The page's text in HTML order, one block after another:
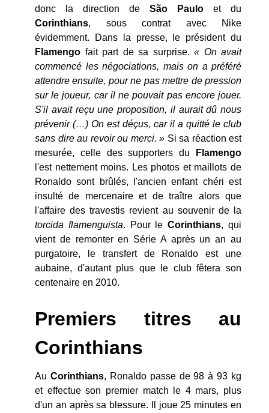
donc la direction de São Paulo et du
Corinthians, sous contrat avec Nike
évidemment. Dans la presse, le président du
Flamengo fait part de sa surprise. « On avait
commencé les négociations, mais on a préféré
attendre ensuite, pour ne pas mettre de pression
sur le joueur, car il ne pouvait pas encore jouer.
S'il avait reçu une proposition, il aurait dû nous
prévenir (…) On est déçus, car il a quitté le club
sans dire au revoir ou merci. » Si sa réaction est
mesurée, celle des supporters du
Flamengo
l'est nettement moins. Les photos et maillots de
Ronaldo sont brûlés, l'ancien enfant chéri est
insulté de mercenaire et de traître alors que
l'affaire des travestis revient au souvenir de la
torcida flamenguista. Pour leCorinthians, qui
vient de remonter en Série A après un an au
purgatoire, le transfert de Ronaldo est une
aubaine, d'autant plus que le club fêtera son
centenaire en 2010.
Premiers titres au
Corinthians
Au Corinthians, Ronaldo passe de 98 à 93 kg
et effectue son premier match le 4 mars, plus
d'un an après sa blessure. Il joue 25 minutes en